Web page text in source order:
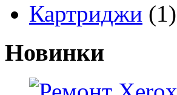
Картриджи (1)
Новинки